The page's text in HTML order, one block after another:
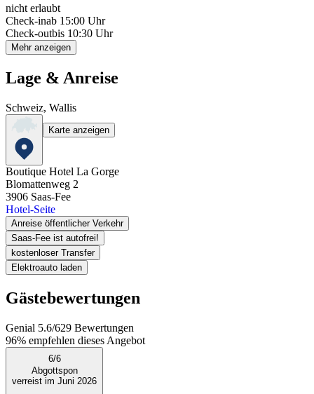
nicht erlaubt
Check-inab 15:00 Uhr
Check-outbis 10:30 Uhr
Mehr anzeigen
Lage & Anreise
Schweiz, Wallis
Karte anzeigen
Boutique Hotel La Gorge
Blomattenweg 2
3906 Saas-Fee
Hotel-Seite
Anreise öffentlicher Verkehr
Saas-Fee ist autofrei!
kostenloser Transfer
Elektroauto laden
Gästebewertungen
Genial 5.6/629 Bewertungen
96% empfehlen dieses Angebot
6/6
Abgottspon
verreist im Juni 2026